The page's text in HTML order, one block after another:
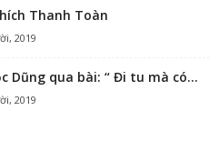
Thanh Toàn
2019
Dũng qua bài: “ Đi tu mà có...
2019